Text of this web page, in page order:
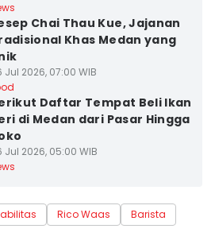
Chai Thau Kue, Jajanan
Khas Medan yang
Jul 2026, 07:00 WIB
Daftar Tempat Beli Ikan
di Medan dari Pasar Hingga
Jul 2026, 05:00 WIB
Rico Waas Barista